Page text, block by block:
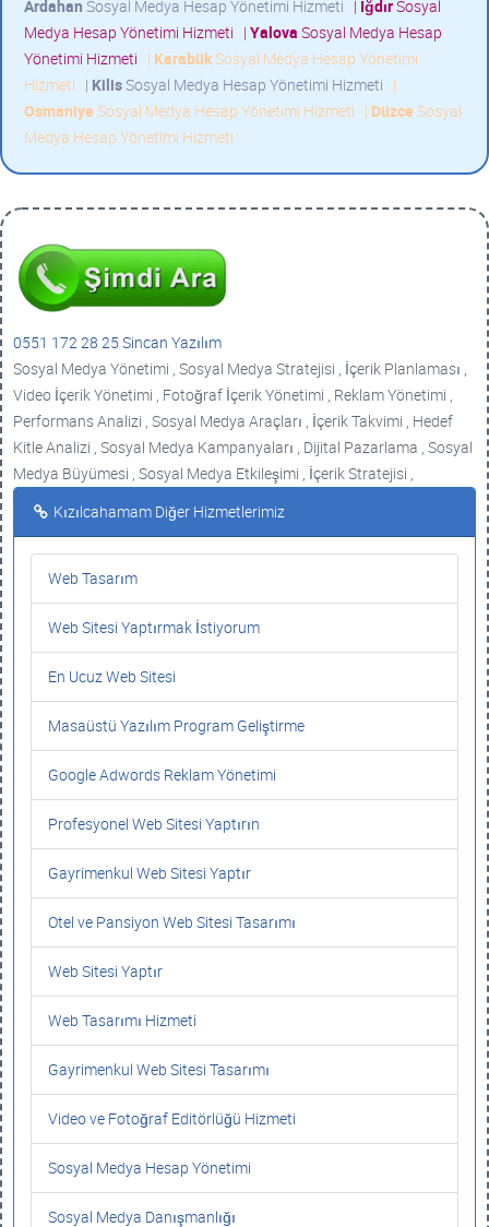
Ardahan Sosyal Medya Hesap Yönetimi Hizmeti | IğdırSosyal
Medya Hesap Yönetimi Hizmeti | Yalova Sosyal Medya Hesap
Yönetimi Hizmeti | KarabükSosyal Medya Hesap Yönetimi
Hizmeti | KilisSosyal Medya Hesap Yönetimi Hizmeti |
Osmaniye Sosyal Medya Hesap Yönetimi Hizmeti | Düzce Sosyal
Medya Hesap Yönetimi Hizmeti
0551 172 28 25 Sincan Yazılım
Sosyal Medya Yönetimi , Sosyal Medya Stratejisi , İçerik Planlaması ,
Video İçerik Yönetimi , Fotoğraf İçerik Yönetimi , Reklam Yönetimi ,
Performans Analizi , Sosyal Medya Araçları , İçerik Takvimi , Hedef
Kitle Analizi , Sosyal Medya Kampanyaları , Dijital Pazarlama , Sosyal
Medya Büyümesi , Sosyal Medya Etkileşimi , İçerik Stratejisi ,
Kızılcahamam Diğer Hizmetlerimiz
Web Tasarım
Web Sitesi Yaptırmak İstiyorum
En Ucuz Web Sitesi
Masaüstü Yazılım Program Geliştirme
Google Adwords Reklam Yönetimi
Profesyonel Web Sitesi Yaptırın
Gayrimenkul Web Sitesi Yaptır
Otel ve Pansiyon Web Sitesi Tasarımı
Web Sitesi Yaptır
Web Tasarımı Hizmeti
Gayrimenkul Web Sitesi Tasarımı
Video ve Fotoğraf Editörlüğü Hizmeti
Sosyal Medya Hesap Yönetimi
Sosyal Medya Danışmanlığı